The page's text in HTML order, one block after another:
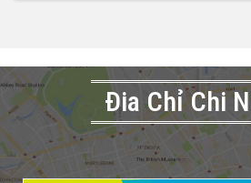
Đia Chỉ Chi